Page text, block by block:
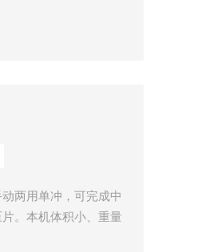
两用单冲，可完成中
。本机体积小、重量